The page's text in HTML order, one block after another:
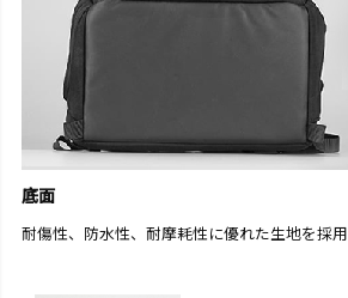
底面
耐傷性、防水性、耐摩耗性に優れた生地を採用